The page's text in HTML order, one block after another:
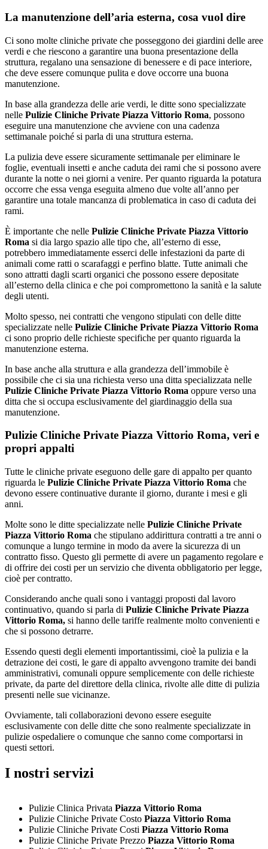
La manutenzione dell’aria esterna, cosa vuol dire
Ci sono molte cliniche private che posseggono dei giardini delle aree
verdi e che riescono a garantire una buona presentazione della
struttura, regalano una sensazione di benessere e di pace interiore,
che deve essere comunque pulita e dove occorre una buona
manutenzione.
In base alla grandezza delle arie verdi, le ditte sono specializzate
nelle Pulizie Cliniche Private Piazza Vittorio Roma, possono
eseguire una manutenzione che avviene con una cadenza
settimanale poiché si parla di una struttura esterna.
La pulizia deve essere sicuramente settimanale per eliminare le
foglie, eventuali insetti e anche caduta dei rami che si possono avere
durante la notte o nei giorni a venire. Per quanto riguarda la potatura
occorre che essa venga eseguita almeno due volte all’anno per
garantire una totale mancanza di problematica in caso di caduta dei
rami.
È importante che nelle Pulizie Cliniche Private Piazza Vittorio
Roma si dia largo spazio alle tipo che, all’esterno di esse,
potrebbero immediatamente esserci delle infestazioni da parte di
animali come ratti o scarafaggi e perfino blatte. Tutte animali che
sono attratti dagli scarti organici che possono essere depositate
all’esterno della clinica e che poi compromettono la sanità e la salute
degli utenti.
Molto spesso, nei contratti che vengono stipulati con delle ditte
specializzate nelle Pulizie Cliniche Private Piazza Vittorio Roma
ci sono proprio delle richieste specifiche per quanto riguarda la
manutenzione esterna.
In base anche alla struttura e alla grandezza dell’immobile è
possibile che ci sia una richiesta verso una ditta specializzata nelle
Pulizie Cliniche Private Piazza Vittorio Roma oppure verso una
ditta che si occupa esclusivamente del giardinaggio della sua
manutenzione.
Pulizie Cliniche Private Piazza Vittorio Roma, veri e
propri appalti
Tutte le cliniche private eseguono delle gare di appalto per quanto
riguarda le Pulizie Cliniche Private Piazza Vittorio Roma che
devono essere continuative durante il giorno, durante i mesi e gli
anni.
Molte sono le ditte specializzate nelle Pulizie Cliniche Private
Piazza Vittorio Roma che stipulano addirittura contratti a tre anni o
comunque a lungo termine in modo da avere la sicurezza di un
contratto fisso. Questo gli permette di avere un pagamento regolare e
di offrire dei costi per un servizio che diventa obbligatorio per legge,
cioè per contratto.
Considerando anche quali sono i vantaggi proposti dal lavoro
continuativo, quando si parla di Pulizie Cliniche Private Piazza
Vittorio Roma, si hanno delle tariffe realmente molto convenienti e
che si possono detrarre.
Essendo questi degli elementi importantissimi, cioè la pulizia e la
detrazione dei costi, le gare di appalto avvengono tramite dei bandi
amministrativi, comunali oppure semplicemente con delle richieste
private, da parte del direttore della clinica, rivolte alle ditte di pulizia
presenti nelle sue vicinanze.
Ovviamente, tali collaborazioni devono essere eseguite
esclusivamente con delle ditte che sono realmente specializzate in
pulizie ospedaliere o comunque che sanno come comportarsi in
questi settori.
I nostri servizi
Pulizie Clinica Privata Piazza Vittorio Roma
Pulizie Cliniche Private Costo Piazza Vittorio Roma
Pulizie Cliniche Private Costi Piazza Vittorio Roma
Pulizie Cliniche Private Prezzo Piazza Vittorio Roma